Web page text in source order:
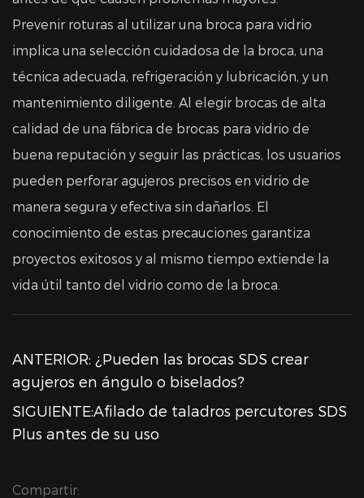
Prevenir roturas al utilizar una broca para vidrio
implica una selección cuidadosa de la broca, una
técnica adecuada, refrigeración y lubricación, y un
mantenimiento diligente. Al elegir brocas de alta
calidad de una fábrica de brocas para vidrio de
buena reputación y seguir las prácticas, los usuarios
pueden perforar agujeros precisos en vidrio de
manera segura y efectiva sin dañarlos. El
conocimiento de estas precauciones garantiza
proyectos exitosos y al mismo tiempo extiende la
vida útil tanto del vidrio como de la broca.
ANTERIOR: ¿Pueden las brocas SDS crear
agujeros en ángulo o biselados?
SIGUIENTE:Afilado de taladros percutores SDS
Plus antes de su uso
Compartir: